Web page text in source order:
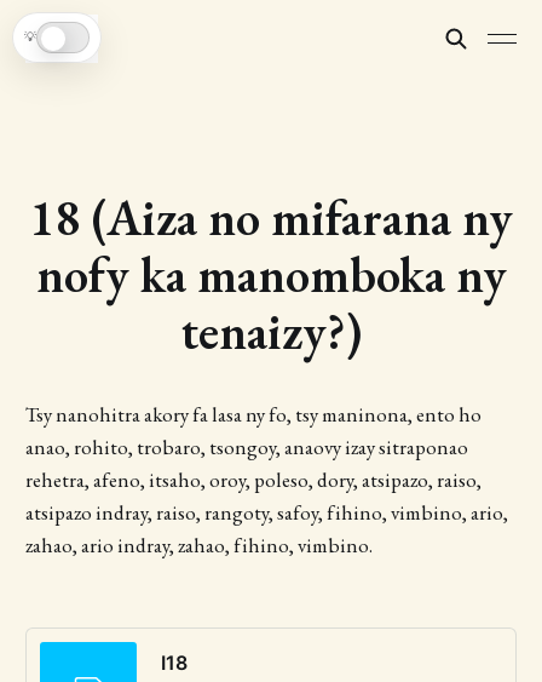
18 (Aiza no mifarana ny
nofy ka manomboka ny
tenaizy?)
Tsy nanohitra akory fa lasa ny fo, tsy maninona, ento ho
anao, rohito, trobaro, tsongoy, anaovy izay sitraponao
rehetra, afeno, itsaho, oroy, poleso, dory, atsipazo, raiso,
atsipazo indray, raiso, rangoty, safoy, fihino, vimbino, ario,
zahao, ario indray, zahao, fihino, vimbino.
I18
💡